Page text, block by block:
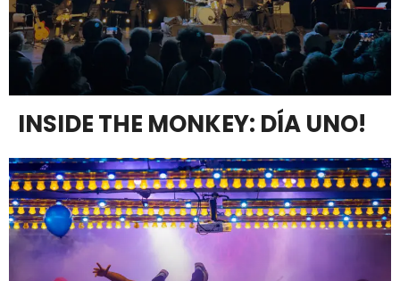
INSIDE THE MONKEY: DÍA UNO!